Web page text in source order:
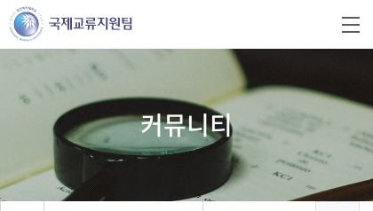
커뮤니티